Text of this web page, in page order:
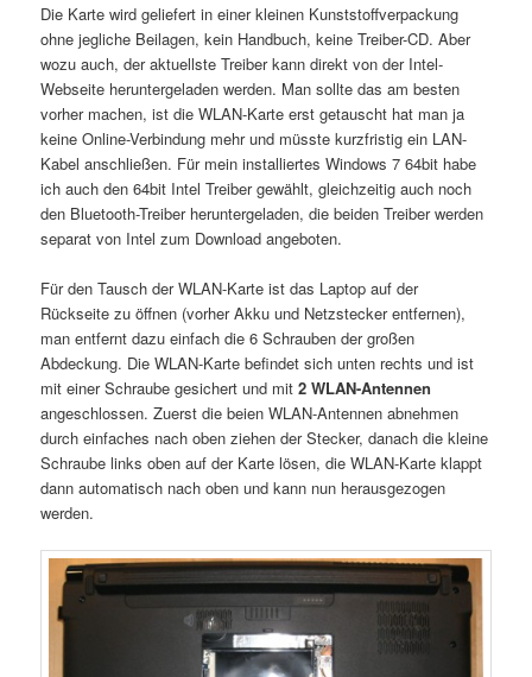
Die Karte wird geliefert in einer kleinen Kunststoffverpackung
ohne jegliche Beilagen, kein Handbuch, keine Treiber-CD. Aber
wozu auch, der aktuellste Treiber kann direkt von der Intel-
Webseite heruntergeladen werden. Man sollte das am besten
vorher machen, ist die WLAN-Karte erst getauscht hat man ja
keine Online-Verbindung mehr und müsste kurzfristig ein LAN-
Kabel anschließen. Für mein installiertes Windows 7 64bit habe
ich auch den 64bit Intel Treiber gewählt, gleichzeitig auch noch
den Bluetooth-Treiber heruntergeladen, die beiden Treiber werden
separat von Intel zum Download angeboten.
Für den Tausch der WLAN-Karte ist das Laptop auf der
Rückseite zu öffnen (vorher Akku und Netzstecker entfernen),
man entfernt dazu einfach die 6 Schrauben der großen
Abdeckung. Die WLAN-Karte befindet sich unten rechts und ist
mit einer Schraube gesichert und mit2 WLAN-Antennen
angeschlossen. Zuerst die beien WLAN-Antennen abnehmen
durch einfaches nach oben ziehen der Stecker, danach die kleine
Schraube links oben auf der Karte lösen, die WLAN-Karte klappt
dann automatisch nach oben und kann nun herausgezogen
werden.